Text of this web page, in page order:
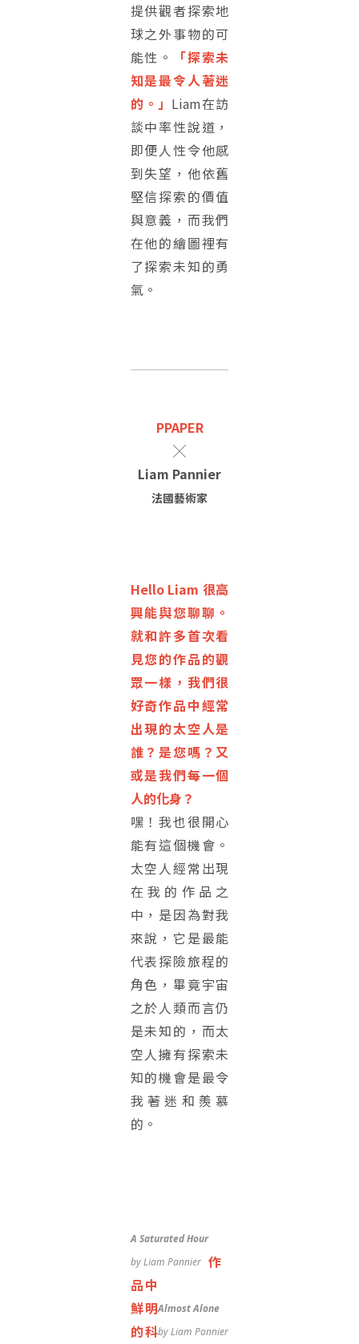
提供觀者探索地
球之外事物的可
能性。
「探索未
知是最令人著迷
的。」 Liam在訪
談中率性說道，
即便人性令他感
到失望，他依舊
堅信探索的價值
與意義，而我們
在他的繪圖裡有
了探索未知的勇
氣。
PPAPER
╳
Liam Pannier
法國藝術家
Hello Liam 很高
興能與您聊聊。
就和許多首次看
見您的作品的觀
眾一樣，我們很
好奇作品中經常
出現的太空人是
誰？是您嗎？又
或是我們每一個
人的化身？
嘿！我也很開心
能有這個機會。
太空人經常出現
在我的作品之
中，是因為對我
來說，它是最能
代表探險旅程的
角色，畢竟宇宙
之於人類而言仍
是未知的，而太
空人擁有探索未
知的機會是最令
我著迷和羨慕
的。
A Saturated Hour
by Liam Pannier
Almost Alone
by Liam Pannier
作
品中
鮮明
的科